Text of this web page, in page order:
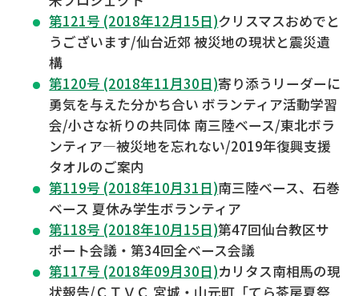
第121号 (2018年12月15日)クリスマスおめでと
うございます/仙台近郊 被災地の現状と震災遺
構
第120号 (2018年11月30日)寄り添うリーダーに
勇気を与えた分かち合い ボランティア活動学習
会/小さな祈りの共同体 南三陸ベース/東北ボラ
ンティア―被災地を忘れない/2019年復興支援
タオルのご案内
第119号 (2018年10月31日)南三陸ベース、石巻
ベース 夏休み学生ボランティア
第118号 (2018年10月15日)第47回仙台教区サ
ポート会議・第34回全ベース会議
第117号 (2018年09月30日)カリタス南相馬の現